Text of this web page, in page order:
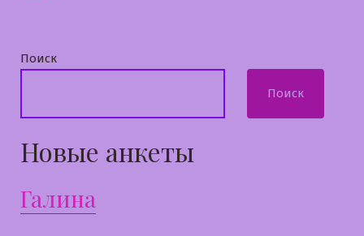
Поиск
Поиск
Новые анкеты
Галина